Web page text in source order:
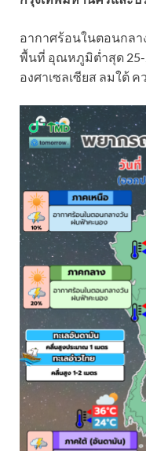
อากาศร้อนในตอนกลา
พื้นที่ อุณหภูมิต่ำสุด 25-
องศาเซลเซียส ลมใต้ ค